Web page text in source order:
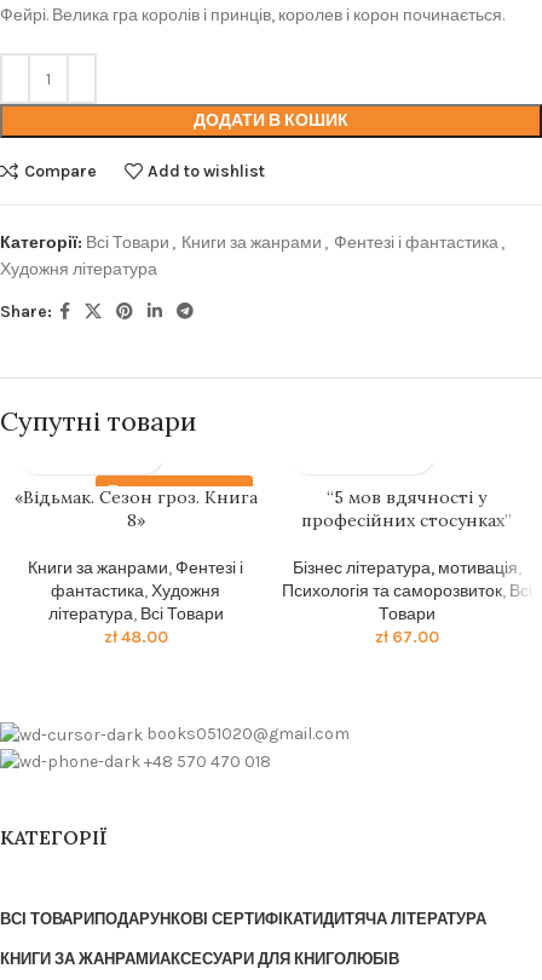
Фейрі. Велика гра королів і принців, королев і корон починається.
ДОДАТИ В КОШИК
Compare Add to wishlist
Категорії: Всі Товари , Книги за жанрами , Фентезі і фантастика,
Художня література
Share:
Супутні товари
Передзамовлення
«Відьмак. Сезон гроз. Книга
8»
Книги за жанрами,Фентезі і
фантастика,Художня
література, Всі Товари
zł48.00
“5 мов вдячності у
професійних стосунках”
Бізнес література, мотивація,
Психологія та саморозвиток, Всі
Товари
zł67.00
books051020@gmail.com
+48 570 470 018
КАТЕГОРІЇ
ВСІ ТОВАРИ ПОДАРУНКОВІ СЕРТИФІКАТИДИТЯЧА ЛІТЕРАТУРА
КНИГИ ЗА ЖАНРАМИАКСЕСУАРИ ДЛЯ КНИГОЛЮБІВ